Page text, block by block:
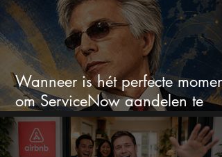
Wanneer is hét perfecte moment
om ServiceNow aandelen te
kopen?